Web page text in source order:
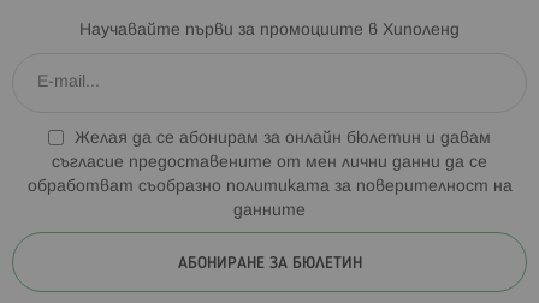
Научавайте първи за промоциите в Хиполенд
Желая да се абонирам за онлайн бюлетин и давам
съгласие предоставените от мен лични данни да се
обработват съобразно политиката за поверителност на
данните
АБОНИРАНЕ ЗА БЮЛЕТИН